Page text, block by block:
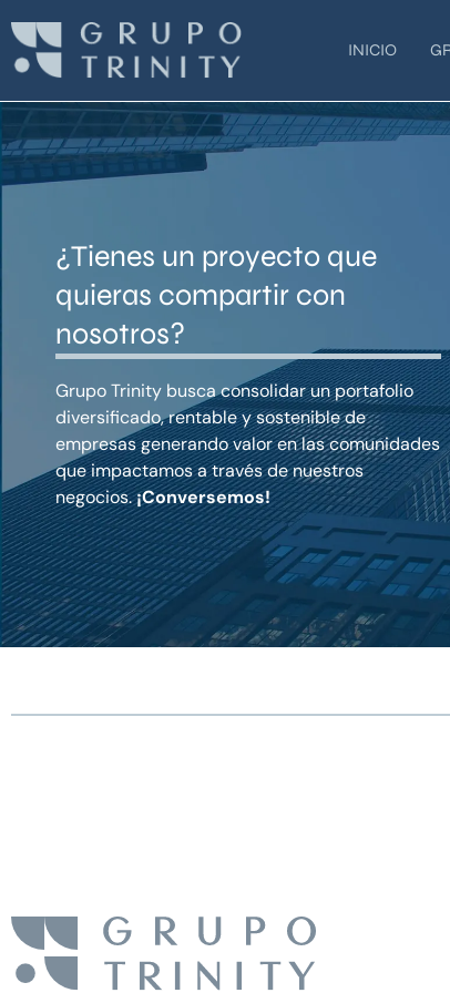
contenido
INICIO
¿Tienes un proyecto que
quieras compartir con
nosotros?
Grupo Trinity busca consolidar un portafolio
diversificado, rentable y sostenible de
empresas generando valor en las comunidades
que impactamos a través de nuestros
negocios.¡Conversemos!